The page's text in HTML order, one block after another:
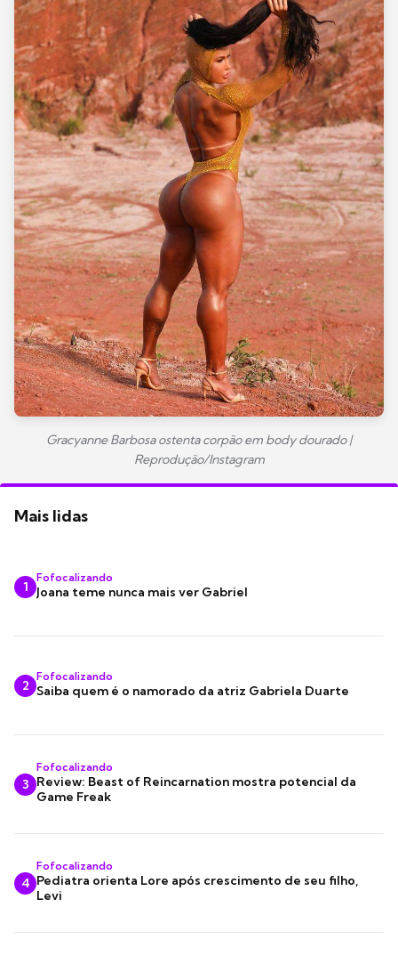
Gracyanne Barbosa ostenta corpão em body dourado |
Reprodução/Instagram
Mais lidas
1
Fofocalizando
Joana teme nunca mais ver Gabriel
2
Fofocalizando
Saiba quem é o namorado da atriz Gabriela Duarte
3
Fofocalizando
Review: Beast of Reincarnation mostra potencial da
Game Freak
4
Fofocalizando
Pediatra orienta Lore após crescimento de seu filho,
Levi